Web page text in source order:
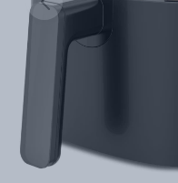
Tecnología
Bazar
Herramientas